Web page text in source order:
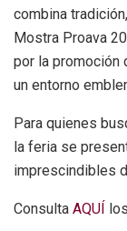
combina
Mostra Proava
por la promoción
un entorno
Para quienes
la feria se
imprescindibles
Consulta AQUÍ